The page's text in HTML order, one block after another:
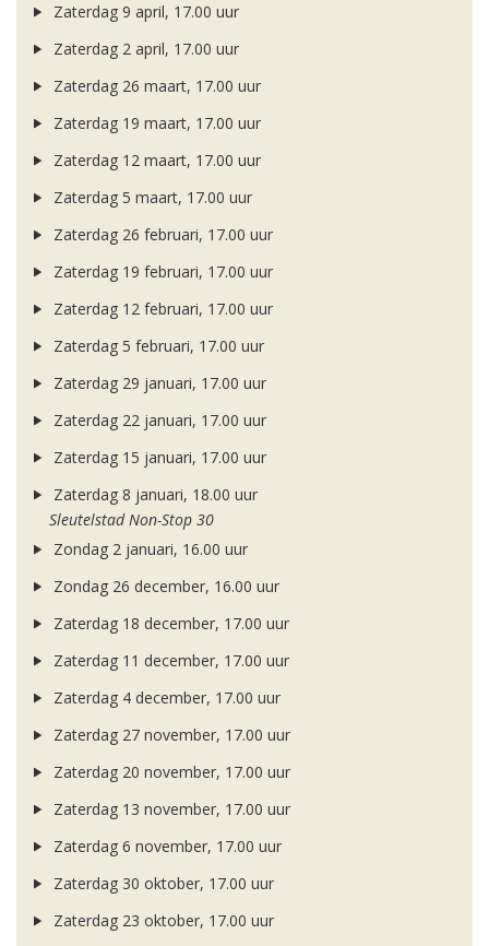
Zaterdag 9 april, 17.00 uur
Zaterdag 2 april, 17.00 uur
Zaterdag 26 maart, 17.00 uur
Zaterdag 19 maart, 17.00 uur
Zaterdag 12 maart, 17.00 uur
Zaterdag 5 maart, 17.00 uur
Zaterdag 26 februari, 17.00 uur
Zaterdag 19 februari, 17.00 uur
Zaterdag 12 februari, 17.00 uur
Zaterdag 5 februari, 17.00 uur
Zaterdag 29 januari, 17.00 uur
Zaterdag 22 januari, 17.00 uur
Zaterdag 15 januari, 17.00 uur
Zaterdag 8 januari, 18.00 uur
Sleutelstad Non-Stop 30
Zondag 2 januari, 16.00 uur
Zondag 26 december, 16.00 uur
Zaterdag 18 december, 17.00 uur
Zaterdag 11 december, 17.00 uur
Zaterdag 4 december, 17.00 uur
Zaterdag 27 november, 17.00 uur
Zaterdag 20 november, 17.00 uur
Zaterdag 13 november, 17.00 uur
Zaterdag 6 november, 17.00 uur
Zaterdag 30 oktober, 17.00 uur
Zaterdag 23 oktober, 17.00 uur